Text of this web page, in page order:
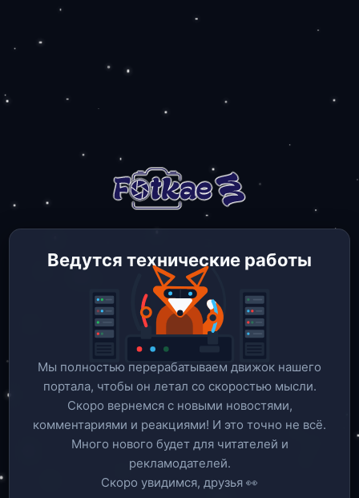
Ведутся технические работы
Мы полностью перерабатываем движок нашего
портала, чтобы он летал со скоростью мысли.
Скоро вернемся c новыми новостями,
комментариями и реакциями! И это точно не всё.
Много нового будет для читателей и
рекламодателей.
Скоро увидимся, друзья 👀